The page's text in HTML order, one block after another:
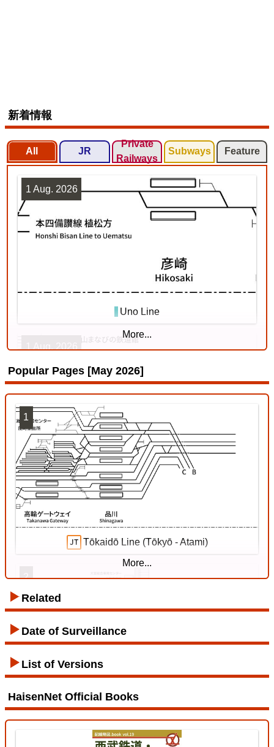
新着情報
All JR
Private
Railways
Subways Feature
Uno Line
1 Aug. 2026
Kishin Line
Tozai Line
18 Jul. 2026
12 Jul. 2026
More...
Popular Pages [May 2026]
Tōkaidō Line (Tōkyō - Atami)
1
Tōhoku Line (Tōkyō - Kuroiso)
2
More...
Related
Date of Surveillance
List of Versions
HaisenNet Official Books